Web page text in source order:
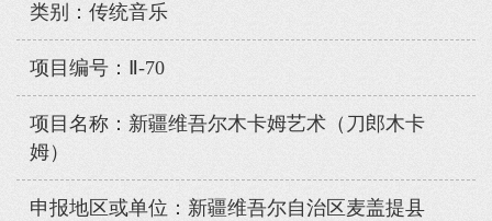
类别：传统音乐
项目编号：Ⅱ-70
项目名称：新疆维吾尔木卡姆艺术（刀郎木卡
姆）
申报地区或单位：新疆维吾尔自治区麦盖提县